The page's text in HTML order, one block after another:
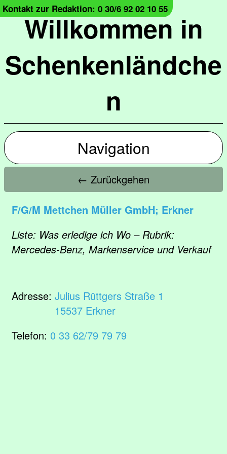
Willkommen in
Schenkenländche
n
Kontakt zur Redaktion: 0 30/6 92 02 10 55
Navigation
← Zurückgehen
F/G/M Mettchen Müller GmbH; Erkner
Liste: Was erledige ich Wo – Rubrik:
Mercedes-Benz, Markenservice und Verkauf
Adresse: Julius Rüttgers Straße 1
15537 Erkner
Telefon: 0 33 62/79 79 79